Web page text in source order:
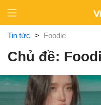
content
Tin tức > Foodie
Chủ đề: